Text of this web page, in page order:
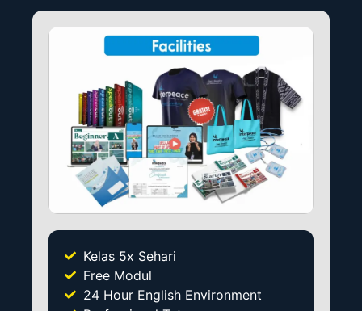
Kelas 5x Sehari
Free Modul
24 Hour English Environment